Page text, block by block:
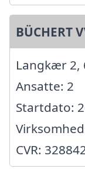
BÜCHERT
Langkær 2,
Ansatte: 2
Startdato:
CVR: